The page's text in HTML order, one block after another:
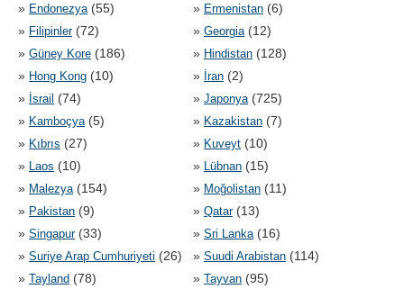
» Endonezya (55) » Ermenistan (6)
» Filipinler(72) » Georgia (12)
» Güney Kore (186) » Hindistan (128)
» Hong Kong (10) » İran (2)
» İsrail (74) » Japonya (725)
» Kamboçya (5) » Kazakistan (7)
» Kıbrıs (27) » Kuveyt (10)
» Laos (10) » Lübnan (15)
» Malezya (154) » Moğolistan (11)
» Pakistan (9) » Qatar(13)
» Singapur(33) » Sri Lanka (16)
» Suriye Arap Cumhuriyeti (26) » Suudi Arabistan (114)
» Tayland (78) » Tayvan (95)